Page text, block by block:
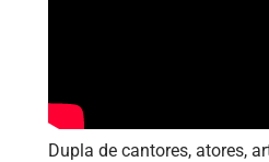
Dupla de cantores, atores,